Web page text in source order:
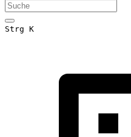
Strg K